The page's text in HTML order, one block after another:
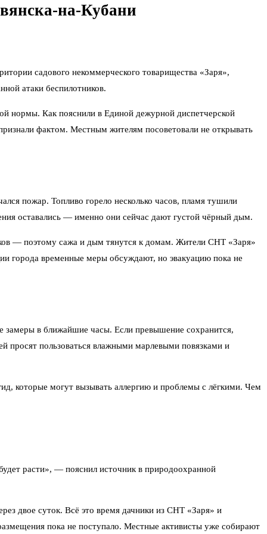
на-Кубани
садового некоммерческого товарищества «Заря»,
атаки беспилотников.
нормы. Как пояснили в Единой дежурной диспетчерской
фактом. Местным жителям посоветовали не открывать
пожар. Топливо горело несколько часов, пламя тушили
оставались — именно они сейчас дают густой чёрный дым.
— поэтому сажа и дым тянутся к домам. Жители СНТ «Заря»
города временные меры обсуждают, но эвакуацию пока не
замеры в ближайшие часы. Если превышение сохранится,
просят пользоваться влажными марлевыми повязками и
которые могут вызывать аллергию и проблемы с лёгкими. Чем
расти», — пояснил источник в природоохранной
двое суток. Всё это время дачники из СНТ «Заря» и
пока не поступало. Местные активисты уже собирают